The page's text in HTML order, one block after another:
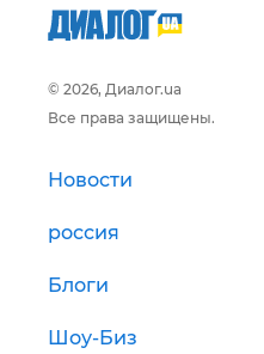
© 2026, Диалог.ua
Все права защищены.
Новости
россия
Блоги
Шоу-Биз